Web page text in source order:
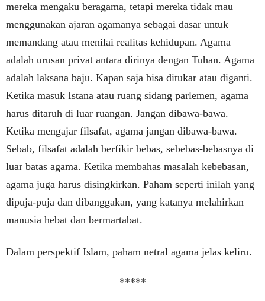
mereka mengaku beragama, tetapi mereka tidak mau
menggunakan ajaran agamanya sebagai dasar untuk
memandang atau menilai realitas kehidupan. Agama
adalah urusan privat antara dirinya dengan Tuhan. Agama
adalah laksana baju. Kapan saja bisa ditukar atau diganti.
Ketika masuk Istana atau ruang sidang parlemen, agama
harus ditaruh di luar ruangan. Jangan dibawa-bawa.
Ketika mengajar filsafat, agama jangan dibawa-bawa.
Sebab, filsafat adalah berfikir bebas, sebebas-bebasnya di
luar batas agama. Ketika membahas masalah kebebasan,
agama juga harus disingkirkan. Paham seperti inilah yang
dipuja-puja dan dibanggakan, yang katanya melahirkan
manusia hebat dan bermartabat.
Dalam perspektif Islam, paham netral agama jelas keliru.
*****